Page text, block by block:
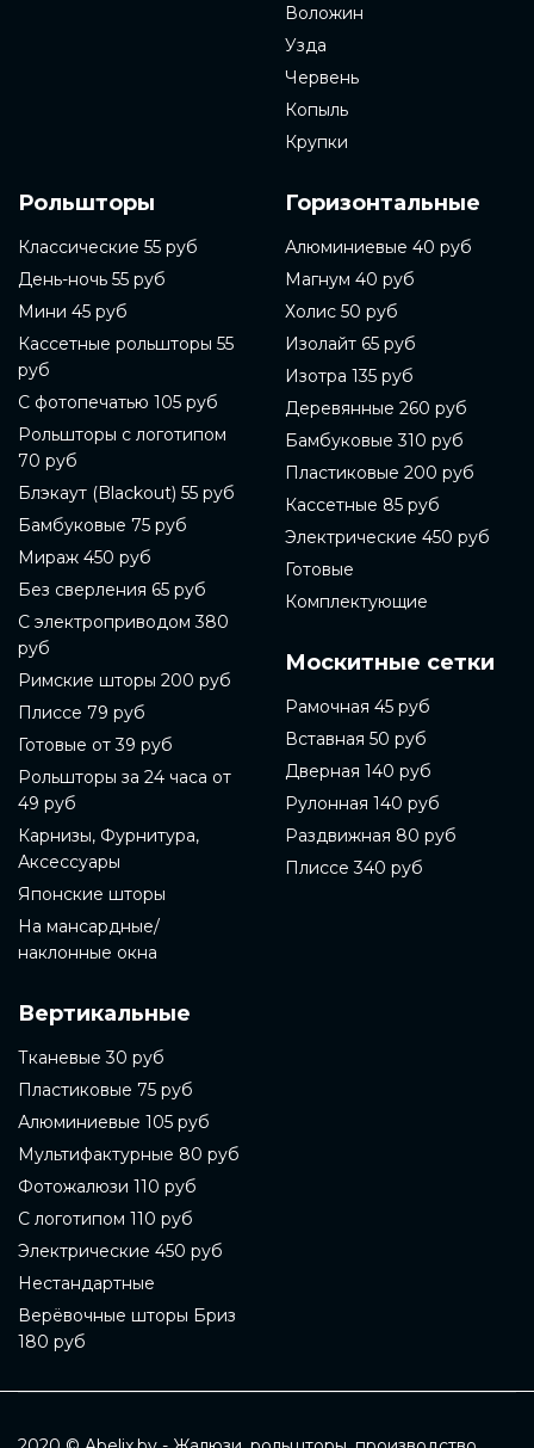
Воложин
Узда
Червень
Копыль
Крупки
Рольшторы
Классические 55 руб
День-ночь 55 руб
Мини 45 руб
Кассетные рольшторы 55
руб
С фотопечатью 105 руб
Рольшторы с логотипом
70 руб
Блэкаут (Blackout) 55 руб
Бамбуковые 75 руб
Мираж 450 руб
Без сверления 65 руб
С электроприводом 380
руб
Римские шторы 200 руб
Плиссе 79 руб
Готовые от 39 руб
Рольшторы за 24 часа от
49 руб
Карнизы, Фурнитура,
Аксессуары
Японские шторы
На мансардные/
наклонные окна
Вертикальные
Тканевые 30 руб
Пластиковые 75 руб
Алюминиевые 105 руб
Мультифактурные 80 руб
Фотожалюзи 110 руб
С логотипом 110 руб
Электрические 450 руб
Нестандартные
Верёвочные шторы Бриз
180 руб
Горизонтальные
Алюминиевые 40 руб
Магнум 40 руб
Холис 50 руб
Изолайт 65 руб
Изотра 135 руб
Деревянные 260 руб
Бамбуковые 310 руб
Пластиковые 200 руб
Кассетные 85 руб
Электрические 450 руб
Готовые
Комплектующие
Москитные сетки
Рамочная 45 руб
Вставная 50 руб
Дверная 140 руб
Рулонная 140 руб
Раздвижная 80 руб
Плиссе 340 руб